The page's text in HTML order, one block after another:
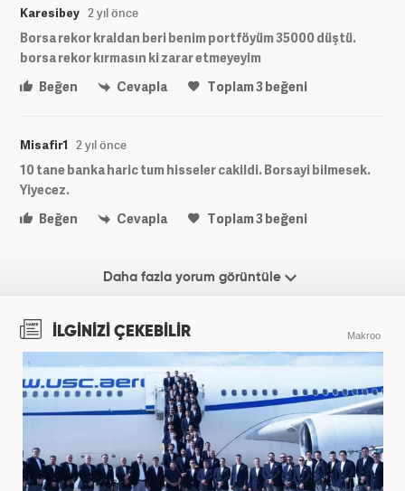
Karesibey 2 yıl önce
Borsa rekor kraldan beri benim portföyüm 35000 düştü.
borsa rekor kırmasın ki zarar etmeyeyim
Beğen
Cevapla Toplam3beğeni
Misafir1 2 yıl önce
10 tane banka haric tum hisseler cakildi. Borsayi bilmesek.
Yiyecez.
Beğen
Cevapla Toplam3beğeni
Daha fazla yorum görüntüle
İLGİNİZİ ÇEKEBİLİR Makroo